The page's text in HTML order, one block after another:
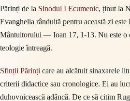
Părinți de la Sinodul I Ecumenic, ținut la
Evanghelia rânduită pentru această zi este
Mântuitorului — Ioan 17, 1-13. Nu este o
teologie întreagă.
Sfinții Părinți care au alcătuit sinaxarele
criterii didactice sau cronologice. Ei au
duhovnicească adâncă. De ce să citim